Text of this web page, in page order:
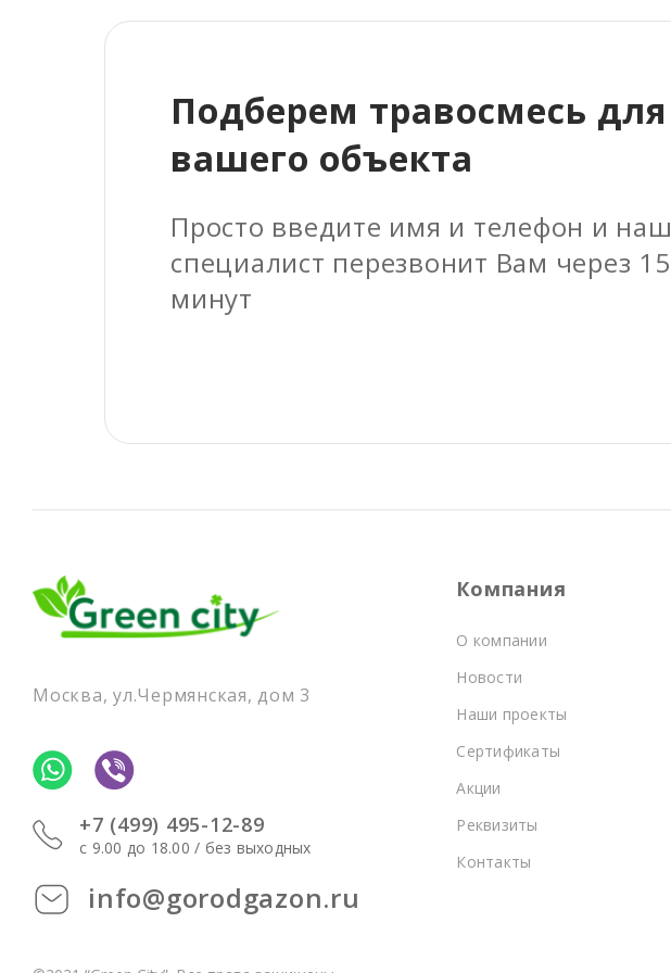
Подберем травосмесь для
вашего объекта
Просто введите имя и телефон и наш
специалист перезвонит Вам через 15
минут
Москва, ул.Чермянская, дом 3
+7 (499) 495-12-89
c 9.00 до 18.00 / без выходных
info@gorodgazon.ru
Компания
О компании
Новости
Наши проекты
Сертификаты
Акции
Реквизиты
Контакты